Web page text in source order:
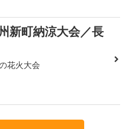
新町納涼大会／長
花火大会